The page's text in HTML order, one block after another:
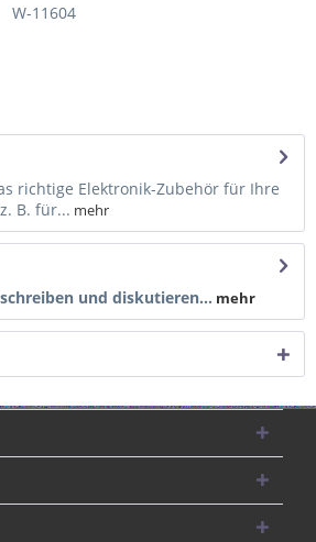
W-11604
richtige Elektronik-Zubehör für Ihre
B. für... mehr
und diskutieren... mehr